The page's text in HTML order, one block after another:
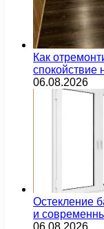
Как
спокойствие
06.08.2026
Остекление
и